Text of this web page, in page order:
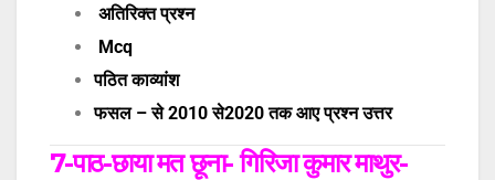
अतिरिक्त प्रश्न
Mcq
पठित काव्यांश
फसल – से 2010 से2020 तक आए प्रश्न उत्तर
7-पाठ-छाया मत छूना- गिरिजा कुमार माथुर-